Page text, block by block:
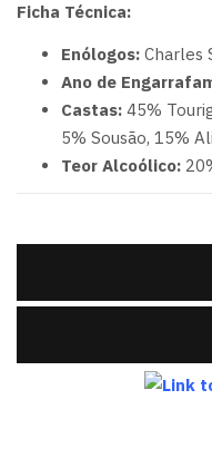
Ficha Técnica:
Enólogos: Charles
Ano de
Castas: 45%
5% Sousão, 15%
Teor Alcoólico: